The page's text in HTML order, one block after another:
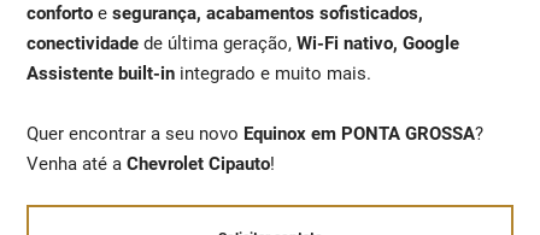
conforto esegurança, acabamentos sofisticados,
conectividade de última geração,Wi-Fi nativo, Google
Assistente built-in integrado e muito mais.
Quer encontrar a seu novo Equinox em PONTA GROSSA?
Venha até aChevrolet Cipauto!